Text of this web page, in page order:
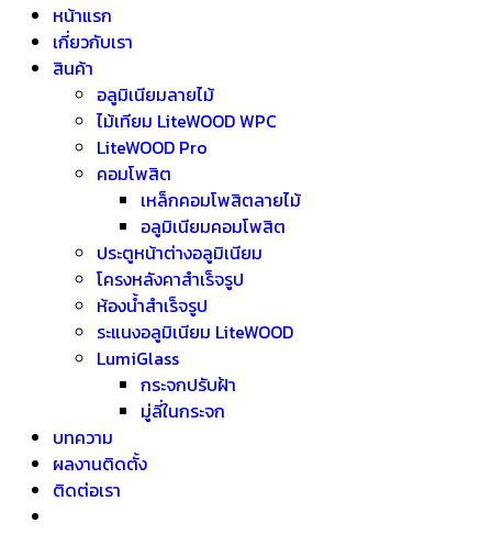
หน้าแรก
เกี่ยวกับเรา
สินค้า
อลูมิเนียมลายไม้
ไม้เทียม LiteWOOD WPC
LiteWOOD Pro
คอมโพสิต
เหล็กคอมโพสิตลายไม้
อลูมิเนียมคอมโพสิต
ประตูหน้าต่างอลูมิเนียม
โครงหลังคาสำเร็จรูป
ห้องน้ำสำเร็จรูป
ระแนงอลูมิเนียม LiteWOOD
LumiGlass
กระจกปรับฝ้า
มู่ลี่ในกระจก
บทความ
ผลงานติดตั้ง
ติดต่อเรา